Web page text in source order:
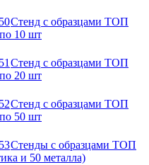
Стенд с образцами ТОП
10 шт
Стенд с образцами ТОП
20 шт
Стенд с образцами ТОП
50 шт
Стенды с образцами ТОП
и 50 металла)